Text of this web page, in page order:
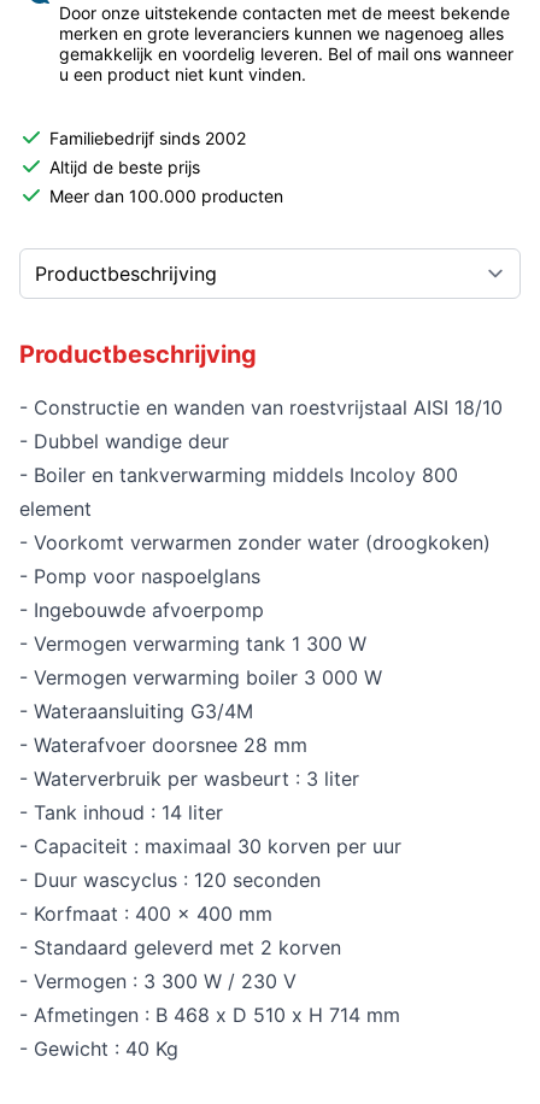
Door onze uitstekende contacten met de meest bekende
merken en grote leveranciers kunnen we nagenoeg alles
gemakkelijk en voordelig leveren. Bel of mail ons wanneer
u een product niet kunt vinden.
Familiebedrijf sinds 2002
Altijd de beste prijs
Meer dan 100.000 producten
Productbeschrijving
- Constructie en wanden van roestvrijstaal AISI 18/10
- Dubbel wandige deur
- Boiler en tankverwarming middels Incoloy 800
element
- Voorkomt verwarmen zonder water (droogkoken)
- Pomp voor naspoelglans
- Ingebouwde afvoerpomp
- Vermogen verwarming tank 1 300 W
- Vermogen verwarming boiler 3 000 W
- Wateraansluiting G3/4M
- Waterafvoer doorsnee 28 mm
- Waterverbruik per wasbeurt : 3 liter
- Tank inhoud : 14 liter
- Capaciteit : maximaal 30 korven per uur
- Duur wascyclus : 120 seconden
- Korfmaat : 400 x 400 mm
- Standaard geleverd met 2 korven
- Vermogen : 3 300 W / 230 V
- Afmetingen : B 468 x D 510 x H 714 mm
- Gewicht : 40 Kg